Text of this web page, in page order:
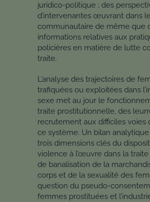
juridico-politique ; des
d’intervenantes œuvrant dans
communautaire de même que
informations relatives aux
policières en matière de lutte
traite.
L’analyse des trajectoires de
trafiquées ou exploitées dans
sexe met au jour le
traite prostitutionnelle, des
recrutement aux difficiles voies
ce système. Un bilan
trois dimensions clés du
violence à l’œuvre dans la
de banalisation de la
corps et de la sexualité des
question du pseudo-
femmes prostituées et